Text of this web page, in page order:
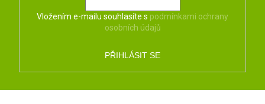
i
s
Vložením e-mailu souhlasíte s podmínkami ochrany
osobních údajů
PŘIHLÁSIT SE